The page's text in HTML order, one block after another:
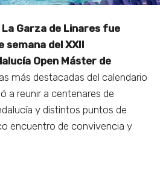
Garza de Linares fue
semana del XXII
Open Máster de
más destacadas del calendario
a reunir a centenares de
y distintos puntos de
encuentro de convivencia y